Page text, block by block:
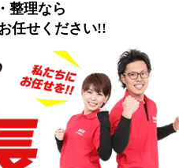
整理なら
任せください!!